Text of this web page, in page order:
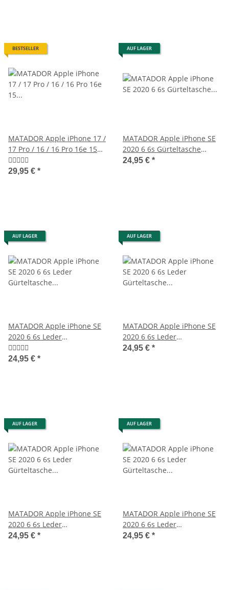
BESTSELLER
MATADOR Apple iPhone 17 /
17 Pro / 16 / 16 Pro 16e 15
Leder Case Braun
29,95 € *
AUF LAGER
MATADOR Apple iPhone SE
2020 6 6s Gürteltasche
Vertikal Schwarz
24,95 € *
AUF LAGER
MATADOR Apple iPhone SE
2020 6 6s Leder
Gürteltasche Quer Braun
24,95 € *
AUF LAGER
MATADOR Apple iPhone SE
2020 6 6s Leder
Gürteltasche Quer Braun
24,95 € *
AUF LAGER
MATADOR Apple iPhone SE
2020 6 6s Leder
Gürteltasche Vertikal Braun
24,95 € *
AUF LAGER
MATADOR Apple iPhone SE
2020 6 6s Leder
Gürteltasche Vertikal
24,95 € *